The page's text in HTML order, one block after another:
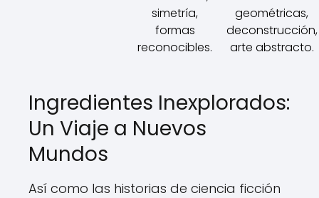
simetría,
formas
reconocibles.
geométricas,
deconstrucción,
arte abstracto.
Ingredientes Inexplorados:
Un Viaje a Nuevos
Mundos
Así como las historias de ciencia ficción